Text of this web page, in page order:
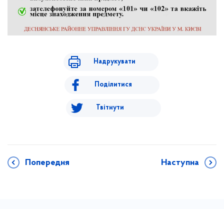
Надрукувати
Поділитися
Твітнути
Попередня Наступна